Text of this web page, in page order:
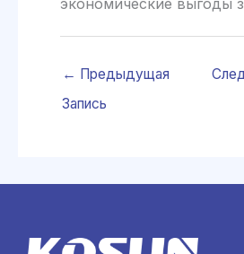
← Предыдущая
Запись